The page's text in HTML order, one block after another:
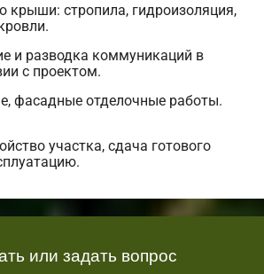
крыши: стропила, гидроизоляция,
и разводка коммуникаций в
с проектом.
фасадные отделочные работы.
участка, сдача готового
или задать вопрос